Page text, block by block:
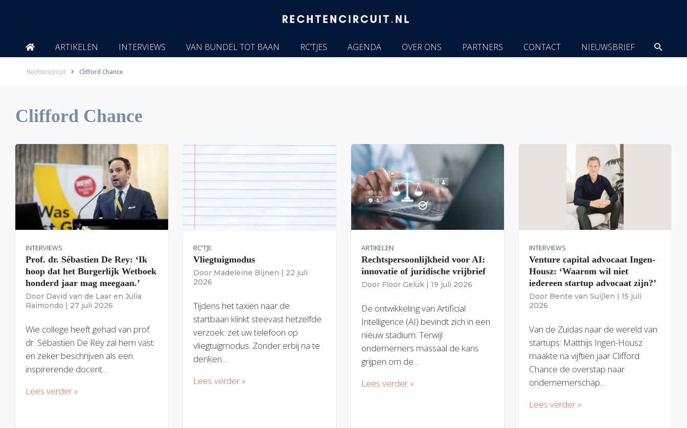
ARTIKELEN INTERVIEWS VAN BUNDEL TOT BAAN RC’TJES AGENDA OVER ONS PARTNERS CONTACT NIEUWSBRIEF
Rechtencircuit Clifford Chance
Clifford Chance
INTERVIEWS
Prof. dr. Sébastien De Rey: ‘Ik
hoop dat het Burgerlijk Wetboek
honderd jaar mag meegaan.’
Door David van de Laar en Julia
Raimondo | 27 juli 2026
Wie college heeft gehad van prof.
dr. Sébastien De Rey zal hem vast
en zeker beschrijven als een
inspirerende docent…
Lees verder »
RC'TJE
Vliegtuigmodus
Door Madeleine Bijnen | 22 juli
2026
Tijdens het taxiën naar de
startbaan klinkt steevast hetzelfde
verzoek: zet uw telefoon op
vliegtuigmodus. Zonder erbij na te
denken…
Lees verder »
ARTIKELEN
Rechtspersoonlijkheid voor AI:
innovatie of juridische vrijbrief
Door Floor Geluk | 19 juli 2026
De ontwikkeling van Artificial
Intelligence (AI) bevindt zich in een
nieuw stadium. Terwijl
ondernemers massaal de kans
grijpen om de…
Lees verder »
INTERVIEWS
Venture capital advocaat Ingen-
Housz: ‘Waarom wil niet
iedereen startup advocaat zijn?’
Door Bente van Suijlen | 15 juli
2026
Van de Zuidas naar de wereld van
startups: Matthijs Ingen-Housz
maakte na vijftien jaar Clifford
Chance de overstap naar
ondernemerschap…
Lees verder »